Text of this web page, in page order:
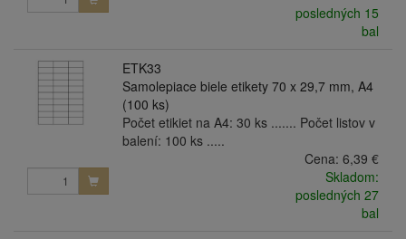
posledných 15
bal
ETK33
Samolepiace biele etikety 70 x 29,7 mm, A4
(100 ks)
Počet etikiet na A4: 30 ks ....... Počet listov v
balení: 100 ks .....
Cena: 6,39 €
Skladom:
posledných 27
bal